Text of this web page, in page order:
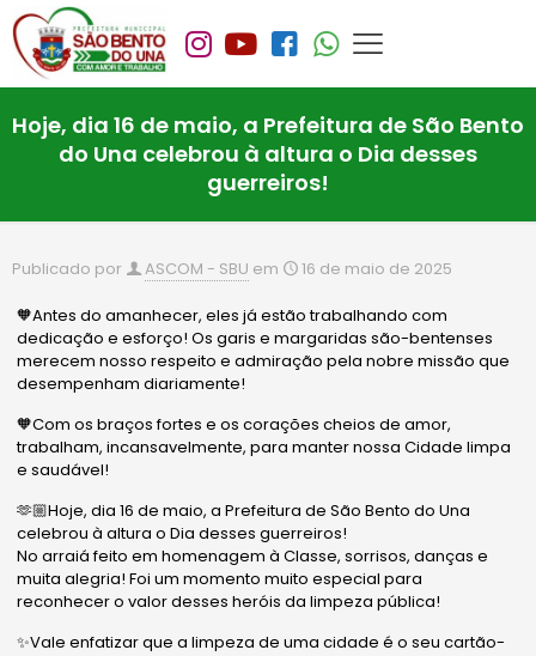
Hoje, dia 16 de maio, a Prefeitura de São Bento
do Una celebrou à altura o Dia desses
guerreiros!
Publicado por ASCOM - SBU em 16 de maio de 2025
🧡Antes do amanhecer, eles já estão trabalhando com
dedicação e esforço! Os garis e margaridas são-bentenses
merecem nosso respeito e admiração pela nobre missão que
desempenham diariamente!
🧡Com os braços fortes e os corações cheios de amor,
trabalham, incansavelmente, para manter nossa Cidade limpa
e saudável!
🫶🏼Hoje, dia 16 de maio, a Prefeitura de São Bento do Una
celebrou à altura o Dia desses guerreiros!
No arraiá feito em homenagem à Classe, sorrisos, danças e
muita alegria! Foi um momento muito especial para
reconhecer o valor desses heróis da limpeza pública!
✨Vale enfatizar que a limpeza de uma cidade é o seu cartão-